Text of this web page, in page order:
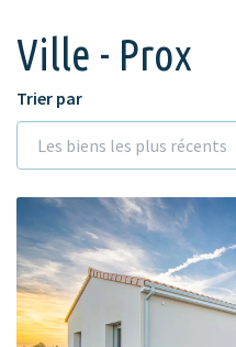
Ville - Prox
Trier par
Les biens les plus récents